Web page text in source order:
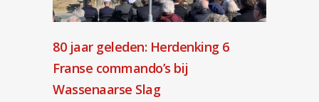
80 jaar geleden: Herdenking 6
Franse commando’s bij
Wassenaarse Slag